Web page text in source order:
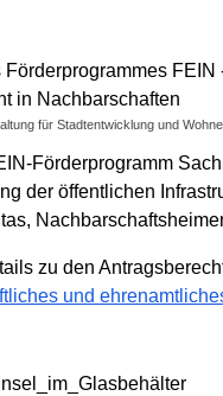
für Stadtentwicklung und
Förderprogramm
der öffentlichen
zu den
und